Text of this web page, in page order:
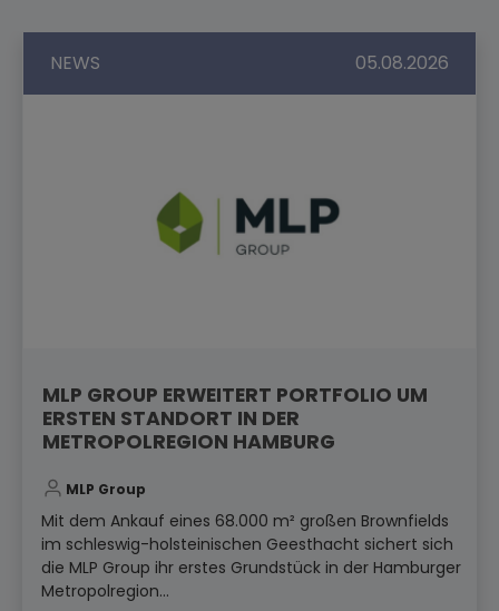
NEWS 05.08.2026
MLP GROUP ERWEITERT PORTFOLIO UM
ERSTEN STANDORT IN DER
METROPOLREGION HAMBURG
MLP Group
Mit dem Ankauf eines 68.000 m² großen Brownfields
im schleswig-holsteinischen Geesthacht sichert sich
die MLP Group ihr erstes Grundstück in der Hamburger
Metropolregion...